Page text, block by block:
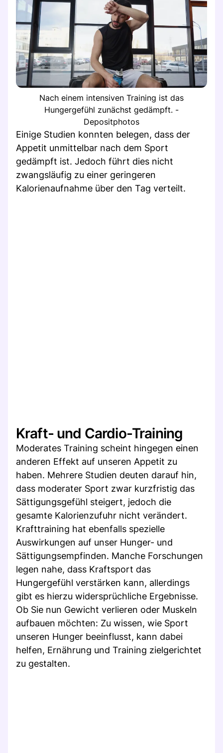
Nach einem intensiven Training ist das
Hungergefühl zunächst gedämpft. -
Depositphotos
Einige Studien konnten belegen, dass der
Appetit unmittelbar nach dem Sport
gedämpft ist. Jedoch führt dies nicht
zwangsläufig zu einer geringeren
Kalorienaufnahme über den Tag verteilt.
Kraft- und Cardio-Training
Moderates Training scheint hingegen einen
anderen Effekt auf unseren Appetit zu
haben. Mehrere Studien deuten darauf hin,
dass moderater Sport zwar kurzfristig das
Sättigungsgefühl steigert, jedoch die
gesamte Kalorienzufuhr nicht verändert.
Krafttraining hat ebenfalls spezielle
Auswirkungen auf unser Hunger- und
Sättigungsempfinden. Manche Forschungen
legen nahe, dass Kraftsport das
Hungergefühl verstärken kann, allerdings
gibt es hierzu widersprüchliche Ergebnisse.
Ob Sie nun Gewicht verlieren oder Muskeln
aufbauen möchten: Zu wissen, wie Sport
unseren Hunger beeinflusst, kann dabei
helfen, Ernährung und Training zielgerichtet
zu gestalten.